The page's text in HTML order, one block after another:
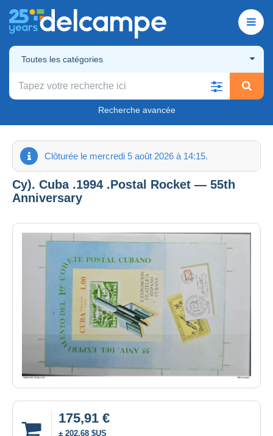
Toutes les catégories
Recherche avancée
Clôturée le mercredi 5 août 2026 à 14:15.
Cy). Cuba .1994 .Postal Rocket — 55th
Anniversary
175,91 €
± 202,68 $US